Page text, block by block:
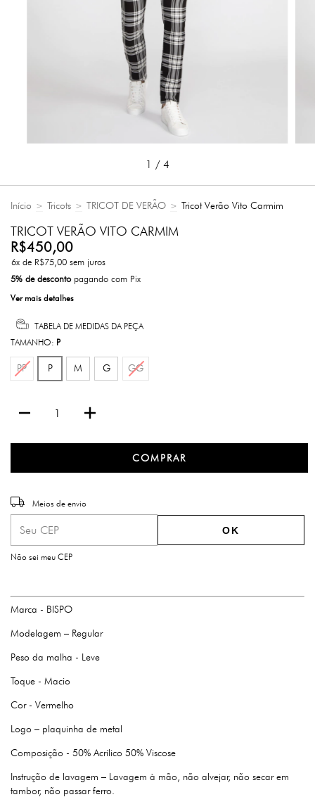
1 / 4
Início > Tricots > TRICOT DE VERÃO > Tricot Verão Vito Carmim
TRICOT VERÃO VITO CARMIM
R$450,00
6x de R$75,00 sem juros
5% de descontopagando com Pix
Ver mais detalhes
TABELA DE MEDIDAS DA PEÇA
TAMANHO: P
PP P M G GG
Entregas para o CEP:
Meios de envio
OK
Não sei meu CEP
Marca - BISPO
Modelagem – Regular
Peso da malha - Leve
Toque - Macio
Cor - Vermelho
Logo – plaquinha de metal
Composição - 50% Acrílico 50% Viscose
Instrução de lavagem – Lavagem à mão, não alvejar, não secar em
tambor, não passar ferro.